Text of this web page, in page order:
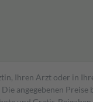
Ihren Arzt oder in
angegebenen